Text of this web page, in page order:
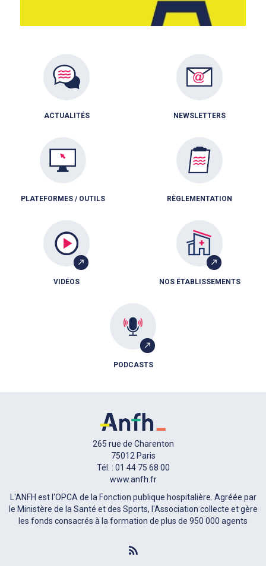
ACTUALITÉS NEWSLETTERS
PLATEFORMES / OUTILS RÈGLEMENTATION
VIDÉOS NOS ÉTABLISSEMENTS
PODCASTS
265 rue de Charenton
75012 Paris
Tél. : 01 44 75 68 00
www.anfh.fr
L'ANFH est l'OPCA de la Fonction publique hospitalière. Agréée par
le Ministère de la Santé et des Sports, l'Association collecte et gère
les fonds consacrés à la formation de plus de 950 000 agents